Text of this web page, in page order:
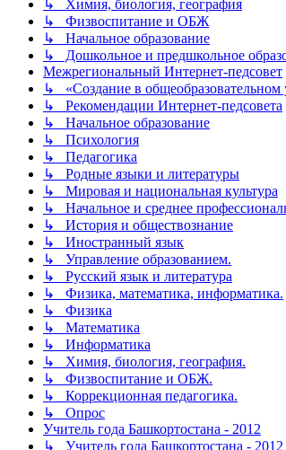
↳ Химия, биология, география
↳ Физвоспитание и ОБЖ
↳ Начальное образование
↳ Дошкольное и предшкольное
Межрегиональный Интернет-педсовет
↳ «Создание в общеобразовательном
↳ Рекомендации Интернет-педсовета
↳ Начальное образование
↳ Психология
↳ Педагогика
↳ Родные языки и литературы
↳ Мировая и национальная культура
↳ Начальное и среднее
↳ История и обществознание
↳ Иностранный язык
↳ Управление образованием.
↳ Русский язык и литература
↳ Физика, математика, информатика.
↳ Физика
↳ Математика
↳ Информатика
↳ Химия, биология, география.
↳ Физвоспитание и ОБЖ.
↳ Коррекционная педагогика.
↳ Опрос
Учитель года Башкортостана - 2012
↳ Учитель года Башкортостана - 2012